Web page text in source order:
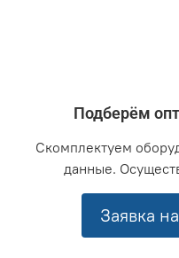
Подберём
Скомплектуем
данные.
Заявка